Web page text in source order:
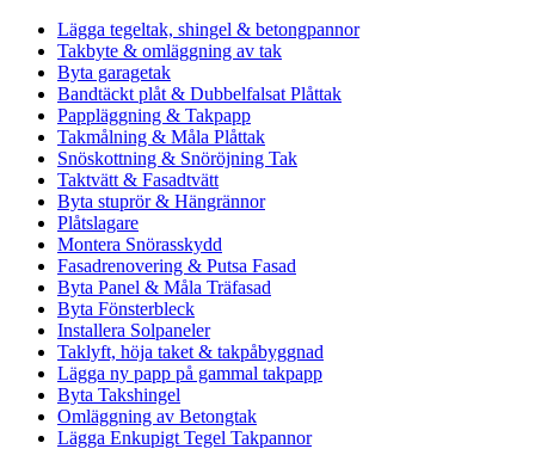
Lägga tegeltak, shingel & betongpannor
Takbyte & omläggning av tak
Byta garagetak
Bandtäckt plåt & Dubbelfalsat Plåttak
Pappläggning & Takpapp
Takmålning & Måla Plåttak
Snöskottning & Snöröjning Tak
Taktvätt & Fasadtvätt
Byta stuprör & Hängrännor
Plåtslagare
Montera Snörasskydd
Fasadrenovering & Putsa Fasad
Byta Panel & Måla Träfasad
Byta Fönsterbleck
Installera Solpaneler
Taklyft, höja taket & takpåbyggnad
Lägga ny papp på gammal takpapp
Byta Takshingel
Omläggning av Betongtak
Lägga Enkupigt Tegel Takpannor